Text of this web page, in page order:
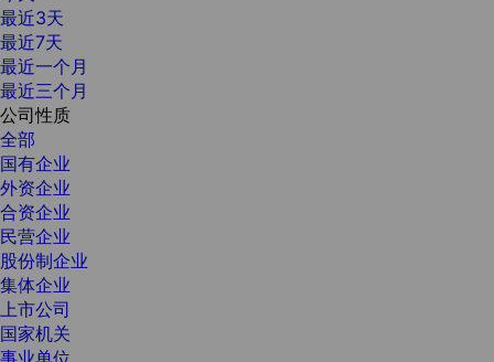
最近3天
最近7天
最近一个月
最近三个月
公司性质
全部
国有企业
外资企业
合资企业
民营企业
股份制企业
集体企业
上市公司
国家机关
事业单位